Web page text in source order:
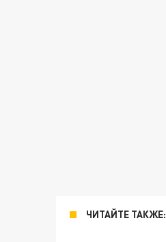
ЧИТАЙТЕ ТАКЖЕ: